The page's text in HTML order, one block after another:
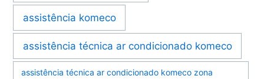
assistência komeco
assistência técnica ar condicionado komeco
assistência técnica ar condicionado komeco zona